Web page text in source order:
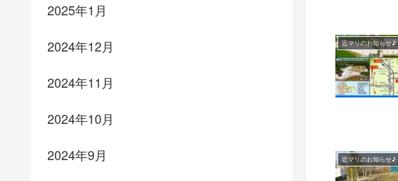
近マリのお知らせ♪
近マリのお知らせ♪
2025年1月
2024年12月
2024年11月
2024年10月
2024年9月